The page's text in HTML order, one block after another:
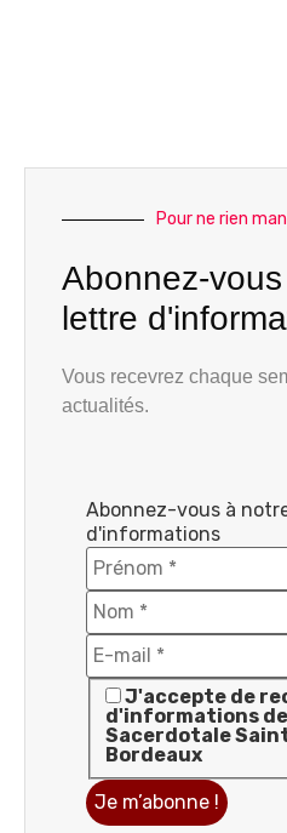
Pour ne rien
Abonnez-
lettre
Vous recevrez chaque
actualités.
Abonnez-vous à
d'informations
J'accepte de
d'informations
Sacerdotale
Bordeaux